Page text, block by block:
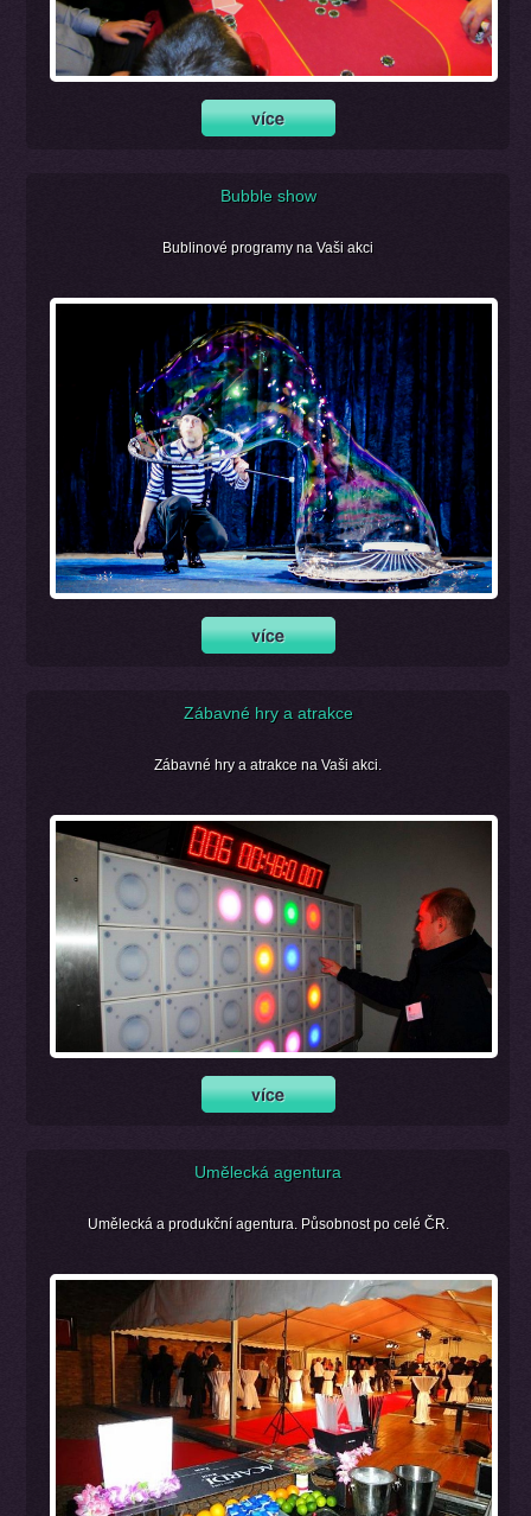
Bubble show
Bublinové programy na Vaši akci
Zábavné hry a atrakce
Zábavné hry a atrakce na Vaši akci.
Umělecká agentura
Umělecká a produkční agentura. Působnost po celé ČR.